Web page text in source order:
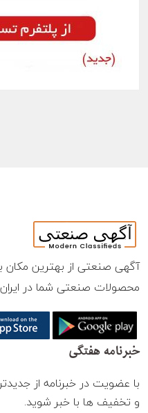
آگهی صنعتی از بهترین مکان
محصولات صنعتی شما در
خبرنامه هفتگی
با عضویت در خبرنامه از
و تخفیف ها با خبر شوید.